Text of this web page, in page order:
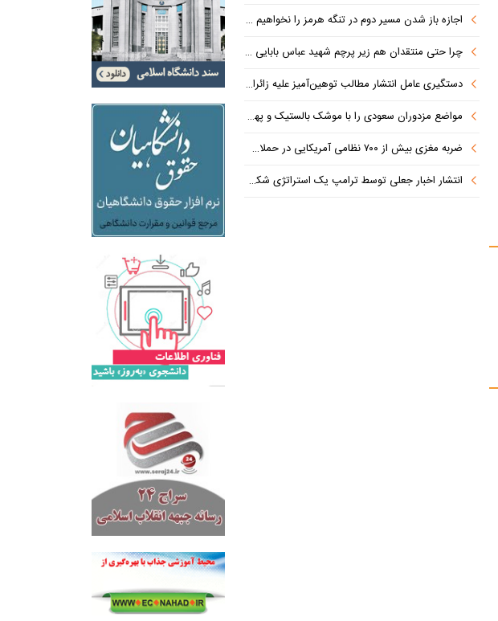
اجازه باز شدن مسیر دوم در تنگه هرمز را نخواهیم داد
چرا حتی منتقدان هم زیر پرچم شهید عباس بابایی ایستادند؟
دستگیری عامل انتشار مطالب توهین‌آمیز علیه زائران اربعین در فضای مجازی
مواضع مزدوران سعودی را با موشک بالستیک و پهپاد در هم شکستیم
ضربه مغزی بیش از ۷۰۰ نظامی آمریکایی در حملات ایران
انتشار اخبار جعلی توسط ترامپ یک استراتژی شکست خورده است